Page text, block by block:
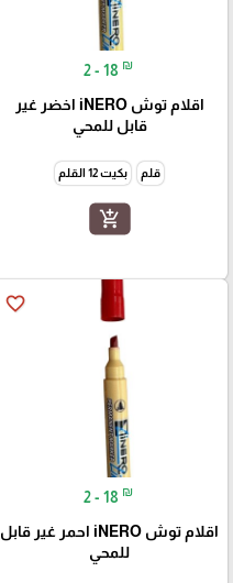
2 - 18 ₪
اقلام توش iNERO اخضر غير
قابل للمحي
قلم بكيت 12 القلم
add_shopping_cart
favorite_border
2 - 18 ₪
اقلام توش iNERO احمر غير قابل
للمحي